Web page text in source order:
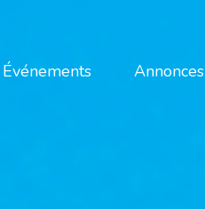
Événements Annonces